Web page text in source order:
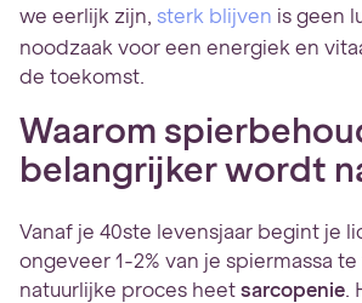
we eerlijk zijn, sterk blijven is geen
noodzaak voor een energiek en
de toekomst.
Waarom
belangrijker wordt
Vanaf je 40ste levensjaar begint je
ongeveer 1-2% van je spiermassa
natuurlijke proces heet sarcopenie.